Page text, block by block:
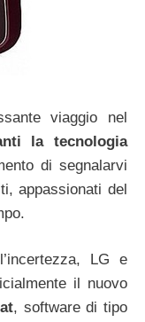
viaggio nel
la tecnologia
di segnalarvi
appassionati del
LG e
il nuovo
, software di tipo